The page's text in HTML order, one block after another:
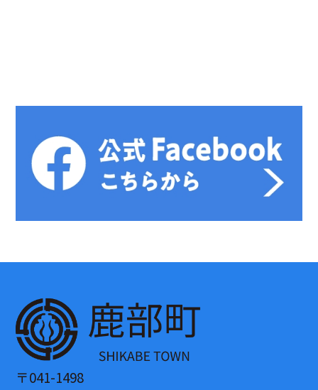
〒041-1498